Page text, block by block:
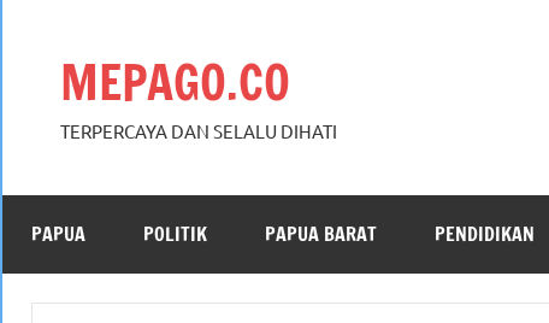
MEPAGO.CO
TERPERCAYA DAN SELALU DIHATI
PAPUA POLITIK PAPUA BARAT PENDIDIKAN